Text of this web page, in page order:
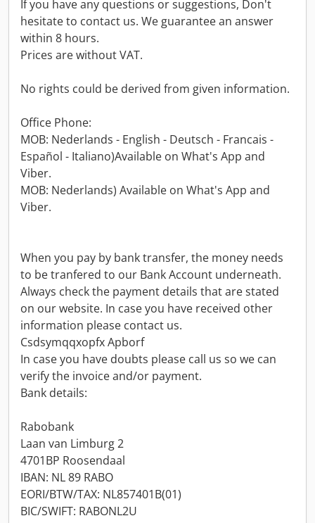
If you have any questions or suggestions, Don't
hesitate to contact us. We guarantee an answer
within 8 hours.
Prices are without VAT.
No rights could be derived from given information.
Office Phone:
MOB: Nederlands - English - Deutsch - Francais -
Español - Italiano)Available on What's App and
Viber.
MOB: Nederlands) Available on What's App and
Viber.
When you pay by bank transfer, the money needs
to be tranfered to our Bank Account underneath.
Always check the payment details that are stated
on our website. In case you have received other
information please contact us.
Csdsymqqxopfx Apborf
In case you have doubts please call us so we can
verify the invoice and/or payment.
Bank details:
Rabobank
Laan van Limburg 2
4701BP Roosendaal
IBAN: NL 89 RABO
EORI/BTW/TAX: NL857401B(01)
BIC/SWIFT: RABONL2U